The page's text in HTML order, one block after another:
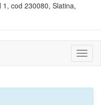
cod 230080, Slatina,
sau